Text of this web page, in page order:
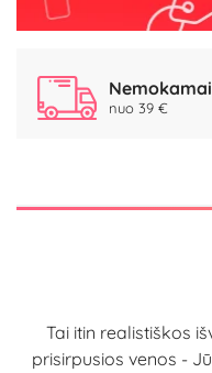
nuo 39 €
Tai itin realistiškos
prisirpusios venos -